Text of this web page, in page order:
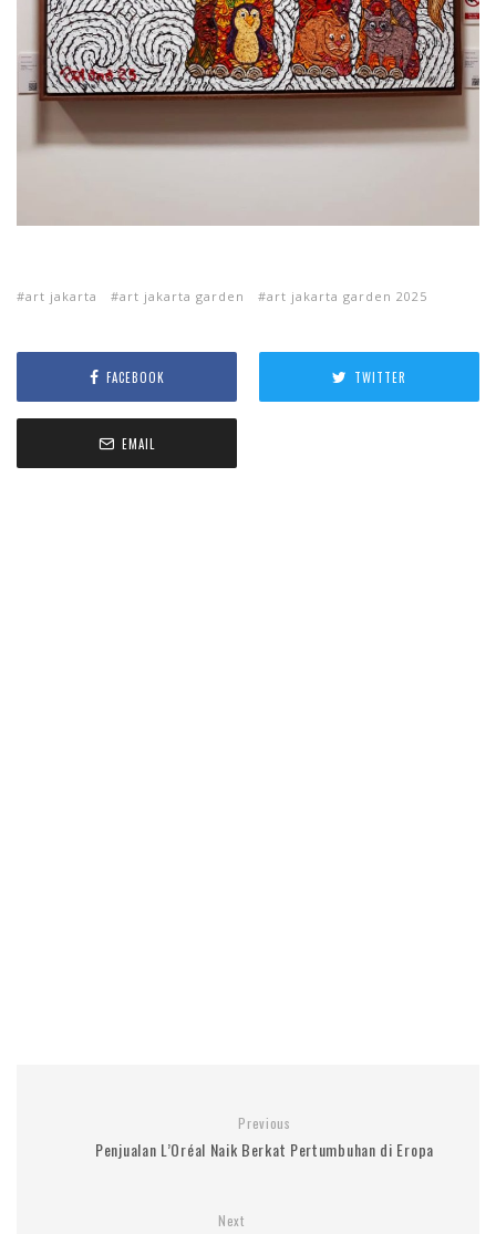
art jakarta art jakarta garden art jakarta garden 2025
FACEBOOK TWITTER
EMAIL
Previous
Penjualan L’Oréal Naik Berkat Pertumbuhan di Eropa
Next